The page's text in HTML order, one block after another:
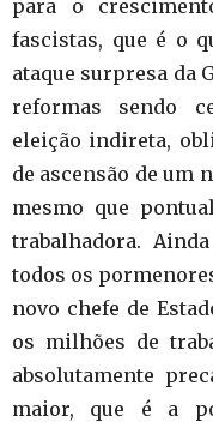
para o
fascistas, que é o
ataque surpresa da
reformas sendo
eleição indireta,
de ascensão de um
mesmo que
trabalhadora.
todos os
novo chefe de
os milhões de
absolutamente
maior, que é a